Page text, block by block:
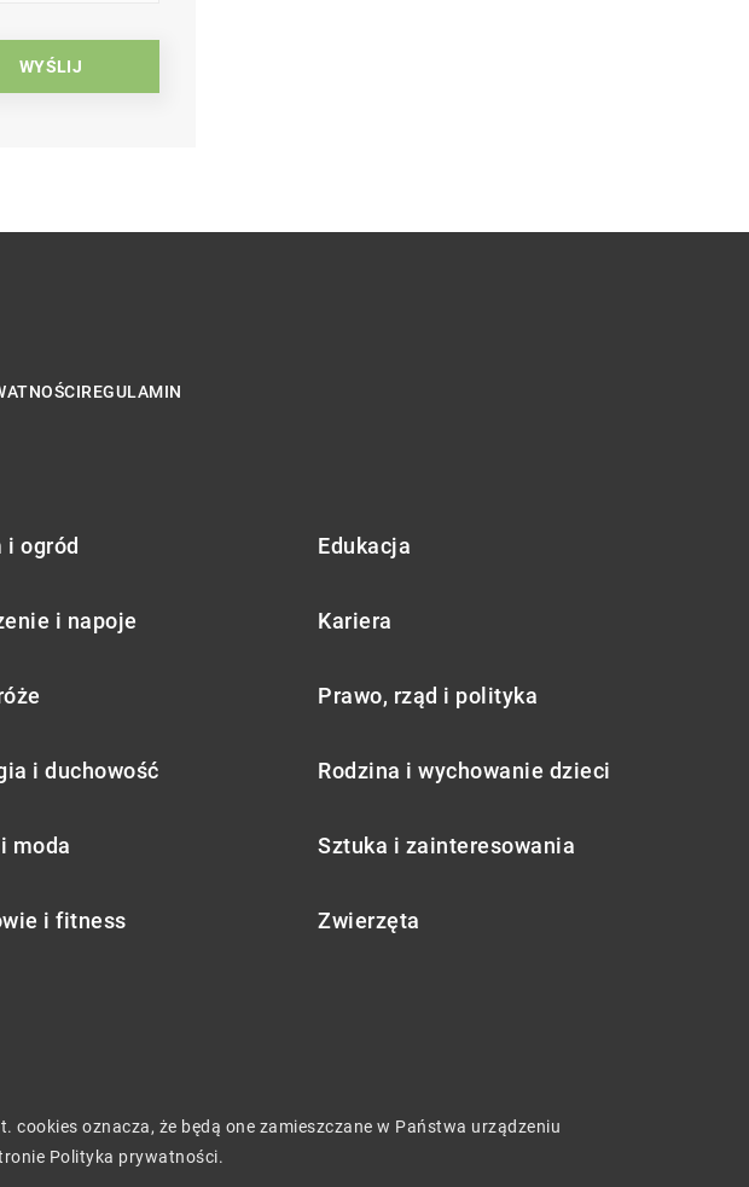
REGULAMIN
i ogród Edukacja
i napoje Kariera
Prawo, rząd i polityka
i duchowość Rodzina i wychowanie dzieci
moda Sztuka i zainteresowania
i fitness Zwierzęta
oznacza, że będą one zamieszczane w Państwa urządzeniu
Polityka prywatności.